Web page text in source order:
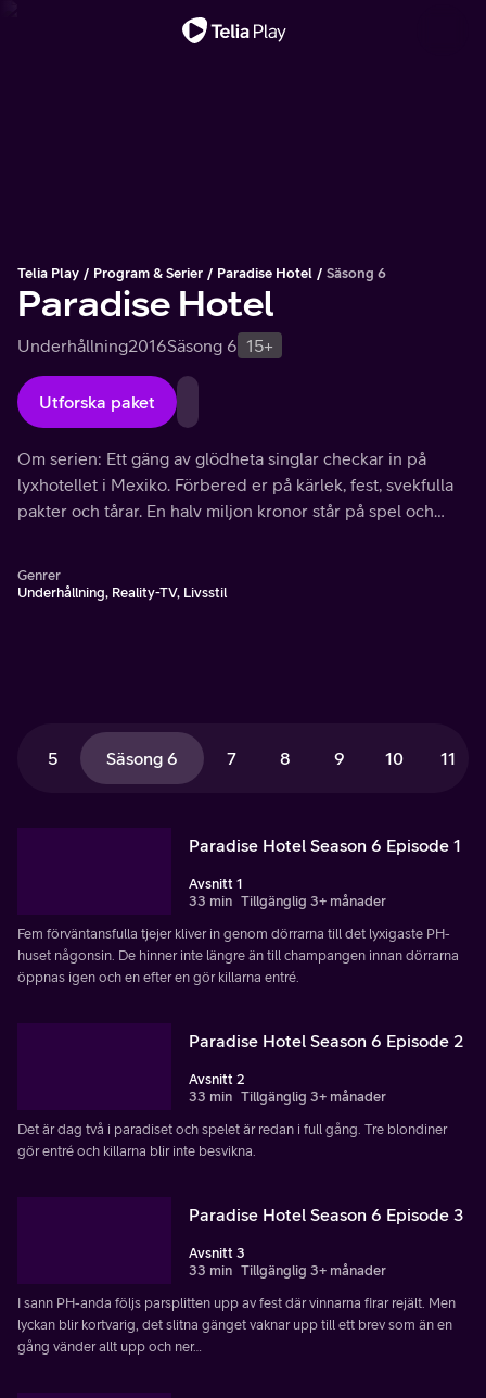
Telia Play Program & Serier Paradise Hotel Säsong 6
Paradise Hotel
Underhållning2016Säsong 6 15+
Utforska paket
Om serien: Ett gäng av glödheta singlar checkar in på
lyxhotellet i Mexiko. Förbered er på kärlek, fest, svekfulla
pakter och tårar. En halv miljon kronor står på spel och
Genrer
Underhållning, Reality-TV, Livsstil
5 Säsong 6 7 8 9 10 11
Paradise Hotel Season 6 Episode 1
Avsnitt 1
33 min Tillgänglig 3+ månader
Fem förväntansfulla tjejer kliver in genom dörrarna till det lyxigaste PH-
huset någonsin. De hinner inte längre än till champangen innan dörrarna
öppnas igen och en efter en gör killarna entré.
Paradise Hotel Season 6 Episode 2
Avsnitt 2
33 min Tillgänglig 3+ månader
Det är dag två i paradiset och spelet är redan i full gång. Tre blondiner
gör entré och killarna blir inte besvikna.
Paradise Hotel Season 6 Episode 3
Avsnitt 3
33 min Tillgänglig 3+ månader
I sann PH-anda följs parsplitten upp av fest där vinnarna firar rejält. Men
lyckan blir kortvarig, det slitna gänget vaknar upp till ett brev som än en
gång vänder allt upp och ner…